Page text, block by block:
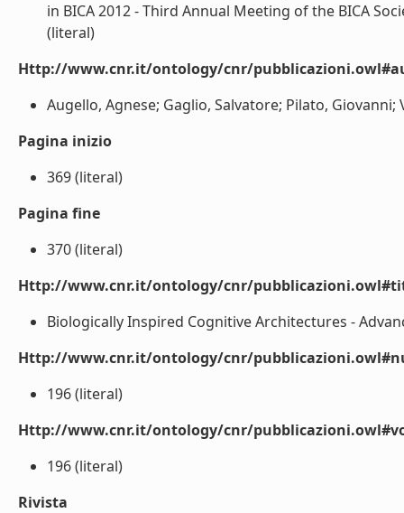
in BICA 2012 - Third Annual Meeting of the BICA
(literal)
Http://www.cnr.it/ontology/cnr/
Augello, Agnese; Gaglio, Salvatore; Pilato,
Pagina inizio
369 (literal)
Pagina fine
370 (literal)
Http://www.cnr.it/ontology/cnr/
Biologically Inspired Cognitive Architectures -
Http://www.cnr.it/ontology/cnr/
196 (literal)
Http://www.cnr.it/ontology/cnr/
196 (literal)
Rivista